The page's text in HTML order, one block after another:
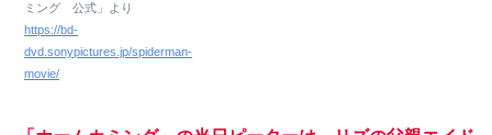
ミング 公式」より
https://bd-
dvd.sonypictures.jp/spiderman-
movie/